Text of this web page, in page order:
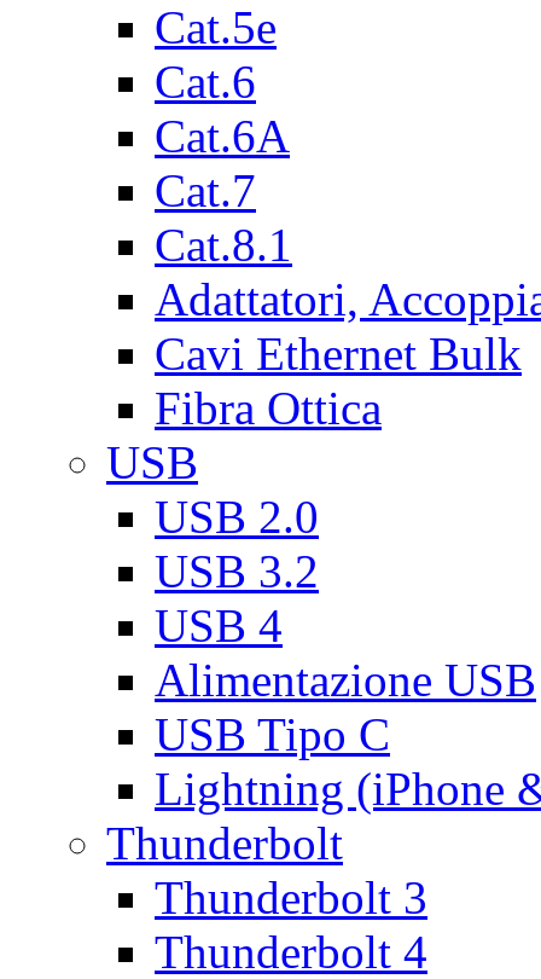
Cat.5e
Cat.6
Cat.6A
Cat.7
Cat.8.1
Adattatori,
Cavi Ethernet Bulk
Fibra Ottica
USB
USB 2.0
USB 3.2
USB 4
Alimentazione USB
USB Tipo C
Lightning (iPhone
Thunderbolt
Thunderbolt 3
Thunderbolt 4